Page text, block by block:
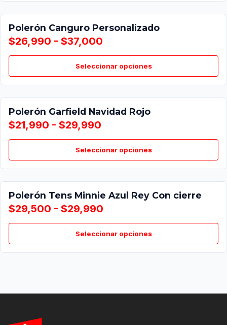
Polerón Canguro Personalizado
$26,990 - $37,000
Seleccionar opciones
Polerón Garfield Navidad Rojo
$21,990 - $29,990
Seleccionar opciones
Polerón Tens Minnie Azul Rey Con cierre
$29,500 - $29,990
Seleccionar opciones